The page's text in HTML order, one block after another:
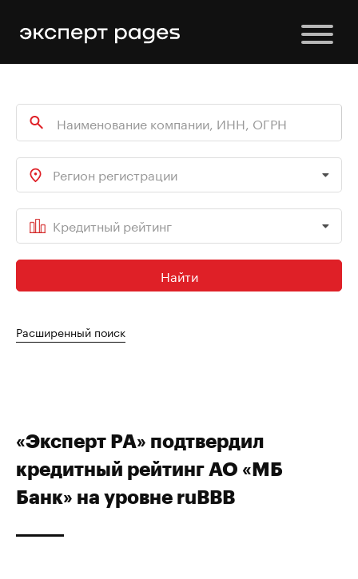
Регион регистрации
Кредитный рейтинг
Найти
Расширенный поиск
«Эксперт РА» подтвердил
кредитный рейтинг АО «МБ
Банк» на уровне ruBBВ